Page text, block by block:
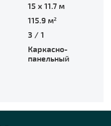
15 x 11.7 м
115.9 м2
3 / 1
Каркасно-
панельный